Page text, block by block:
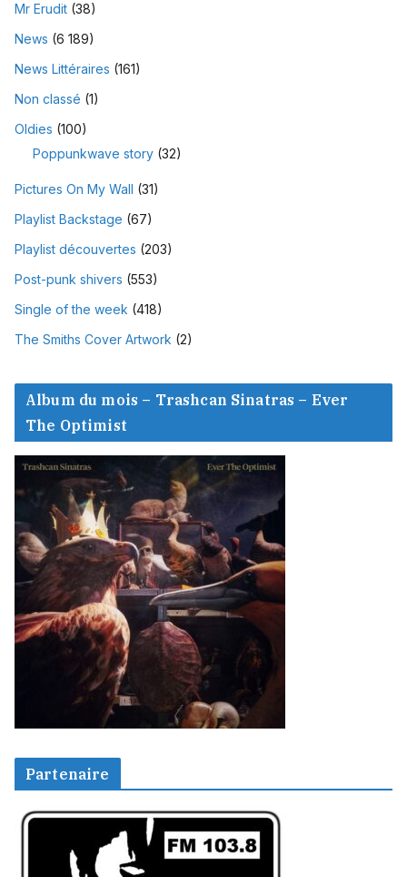
Mr Erudit (38)
News (6 189)
News Littéraires (161)
Non classé (1)
Oldies (100)
Poppunkwave story (32)
Pictures On My Wall (31)
Playlist Backstage (67)
Playlist découvertes (203)
Post-punk shivers (553)
Single of the week (418)
The Smiths Cover Artwork (2)
Album du mois – Trashcan Sinatras – Ever
The Optimist
Partenaire